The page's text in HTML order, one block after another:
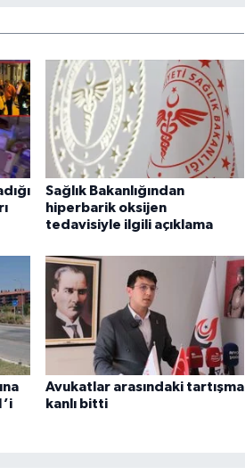
Sağlık Bakanlığından
hiperbarik oksijen
tedavisiyle ilgili açıklama
Avukatlar arasındaki tartışma
kanlı bitti